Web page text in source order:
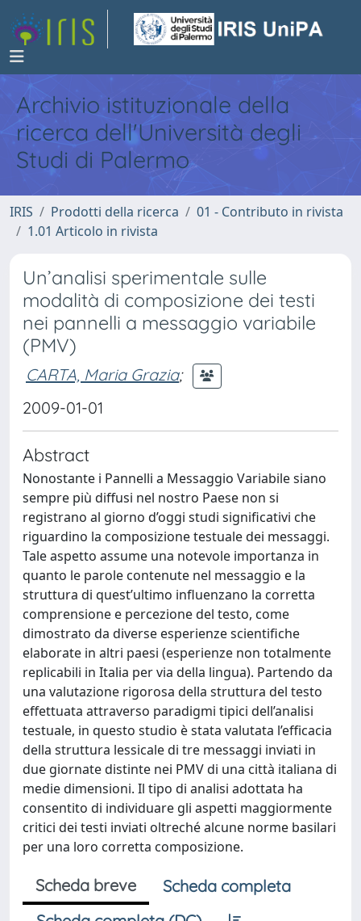
Archivio istituzionale della
ricerca dell'Università degli
Studi di Palermo
IRIS Prodotti della ricerca
01 - Contributo in rivista
1.01 Articolo in rivista
Un’analisi sperimentale sulle
modalità di composizione dei testi
nei pannelli a messaggio variabile
(PMV)
CARTA, Maria Grazia;
2009-01-01
Abstract
Nonostante i Pannelli a Messaggio Variabile siano
sempre più diffusi nel nostro Paese non si
registrano al giorno d’oggi studi significativi che
riguardino la composizione testuale dei messaggi.
Tale aspetto assume una notevole importanza in
quanto le parole contenute nel messaggio e la
struttura di quest’ultimo influenzano la corretta
comprensione e percezione del testo, come
dimostrato da diverse esperienze scientifiche
elaborate in altri paesi (esperienze non totalmente
replicabili in Italia per via della lingua). Partendo da
una valutazione rigorosa della struttura del testo
effettuata attraverso paradigmi tipici dell’analisi
testuale, in questo studio è stata valutata l’efficacia
della struttura lessicale di tre messaggi inviati in
due giornate distinte nei PMV di una città italiana di
medie dimensioni. Il tipo di analisi adottata ha
consentito di individuare gli aspetti maggiormente
critici dei testi inviati oltreché alcune norme basilari
per una loro corretta composizione.
Scheda breve
Scheda completa